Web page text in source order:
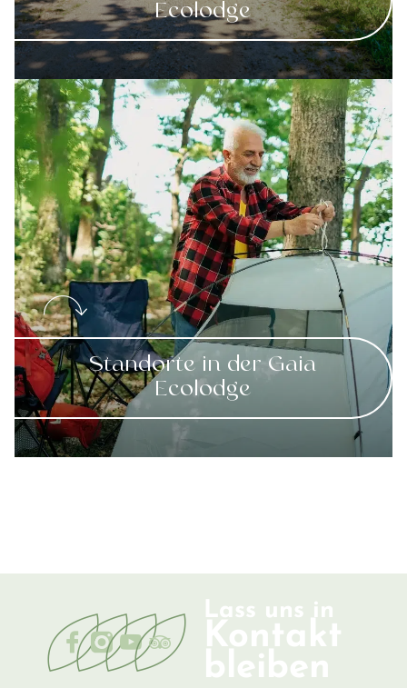
Ecolodge
Standorte in der Gaia
Ecolodge
Lass uns in
Kontakt
bleiben